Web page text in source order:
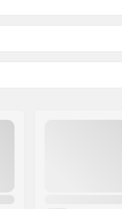
Hjul diameter: